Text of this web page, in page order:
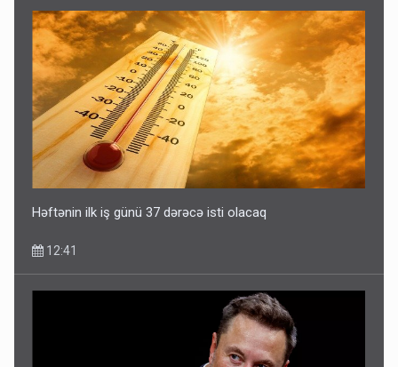
Fırıldaqçıların yeni silahı: Süni intellekt - Bunları etməzdən
əvvəl diqqətli olun
Həftənin ilk iş günü 37 dərəcə isti olacaq
12:41